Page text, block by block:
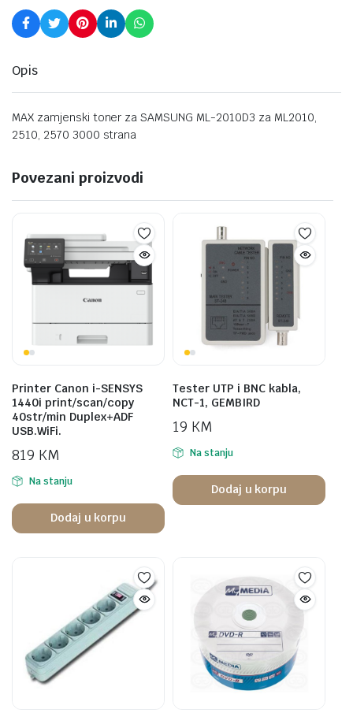
Opis
MAX zamjenski toner za SAMSUNG ML-2010D3 za ML2010,
2510, 2570 3000 strana
Povezani proizvodi
Printer Canon i-SENSYS
1440i print/scan/copy
40str/min Duplex+ADF
USB.WiFi.
819 KM
Na stanju
Dodaj u korpu
Tester UTP i BNC kabla,
NCT-1, GEMBIRD
19 KM
Na stanju
Dodaj u korpu